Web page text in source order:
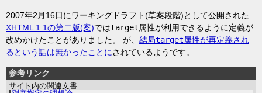
2007年2月16日にワーキングドラフト(草案段階)として公開された
XHTML 1.1の第二版(案)ではtarget属性が利用できるように定義が
改めかけたことがありました。 が、 結局target属性が再定義され
るという話は無かったことにされているようです。
参考リンク
サイト内の関連文書